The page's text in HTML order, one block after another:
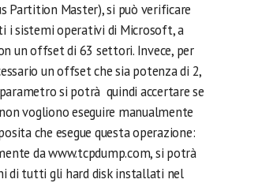
Partition Master), si può verificare
i sistemi operativi di Microsoft, a
un offset di 63 settori. Invece, per
un offset che sia potenza di 2,
si potrà quindi accertare se
vogliono eseguire manualmente
che esegue questa operazione:
da www.tcpdump.com, si potrà
di tutti gli hard disk installati nel